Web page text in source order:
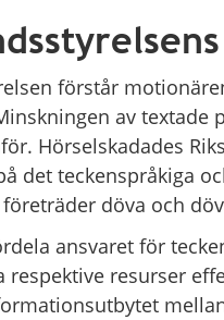
förstår
av
Hörselskadades
det teckenspråkiga
döva och
ansvaret för
respektive resurser